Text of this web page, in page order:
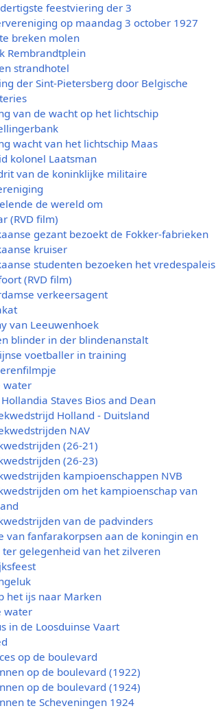
feestviering der 3
op maandag 3 october 1927
breken molen
Rembrandtplein
strandhotel
der Sint-Pietersberg door Belgische
van de wacht op het lichtschip
wacht van het lichtschip Maas
kolonel Laatsman
van de koninklijke militaire
de wereld om
(RVD film)
gezant bezoekt de Fokker-fabrieken
kruiser
studenten bezoeken het vredespaleis
(RVD film)
verkeersagent
van Leeuwenhoek
blinder in der blindenanstalt
voetballer in training
water
Staves Bios and Dean
Holland - Duitsland
NAV
(26-21)
(26-23)
kampioenschappen NVB
om het kampioenschap van
van de padvinders
van fanfarakorpsen aan de koningin en
gelegenheid van het zilveren
het ijs naar Marken
water
in de Loosduinse Vaart
op de boulevard
op de boulevard (1922)
op de boulevard (1924)
te Scheveningen 1924